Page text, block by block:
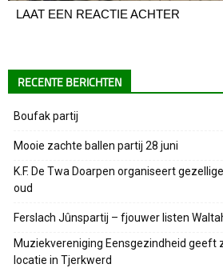
LAAT EEN REACTIE ACHTER
RECENTE BERICHTEN
Boufak partij
Mooie zachte ballen partij 28 juni
K.F. De Twa Doarpen organiseert
oud
Ferslach Jûnspartij – fjouwer listen
Muziekvereniging Eensgezindheid geeft
locatie in Tjerkwerd